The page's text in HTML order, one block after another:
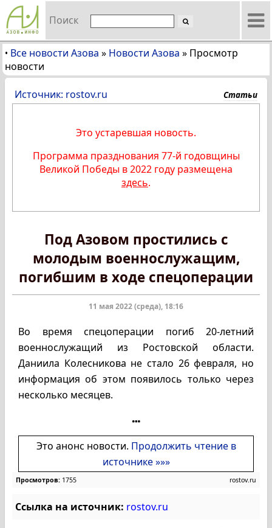
Поиск
• Все новости Азова » Новости Азова » Просмотр
новости
Источник: rostov.ru Статьи
Это устаревшая новость.
Программа празднования 77-й годовщины
Великой Победы в 2022 году размещена
здесь.
Под Азовом простились с
молодым военнослужащим,
погибшим в ходе спецоперации
11 мая 2022 (среда), 18:16
Во время спецоперации погиб 20-летний
военнослужащий из Ростовской области.
Даниила Колесникова не стало 26 февраля, но
информация об этом появилось только через
несколько месяцев.
Это анонс новости. Продолжить чтение в
источнике »»»
Просмотров: 1755 rostov.ru
Ссылка на источник: rostov.ru